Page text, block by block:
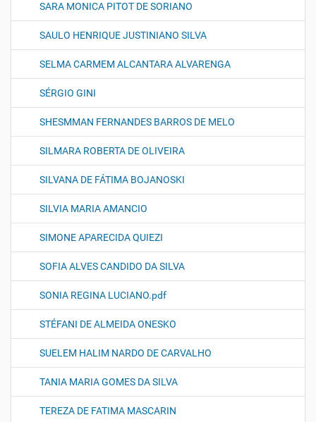
SARA MONICA PITOT DE SORIANO
SAULO HENRIQUE JUSTINIANO SILVA
SELMA CARMEM ALCANTARA ALVARENGA
SÉRGIO GINI
SHESMMAN FERNANDES BARROS DE MELO
SILMARA ROBERTA DE OLIVEIRA
SILVANA DE FÁTIMA BOJANOSKI
SILVIA MARIA AMANCIO
SIMONE APARECIDA QUIEZI
SOFIA ALVES CANDIDO DA SILVA
SONIA REGINA LUCIANO.pdf
STÉFANI DE ALMEIDA ONESKO
SUELEM HALIM NARDO DE CARVALHO
TANIA MARIA GOMES DA SILVA
TEREZA DE FATIMA MASCARIN